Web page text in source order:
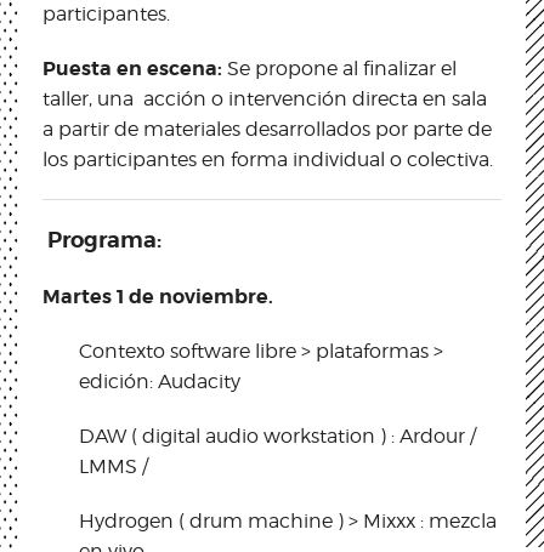
participantes.
Puesta en escena: Se propone al finalizar el
taller, una acción o intervención directa en sala
a partir de materiales desarrollados por parte de
los participantes en forma individual o colectiva.
Programa:
Martes 1 de noviembre.
Contexto software libre > plataformas >
edición: Audacity
DAW ( digital audio workstation ) : Ardour /
LMMS /
Hydrogen ( drum machine ) > Mixxx : mezcla